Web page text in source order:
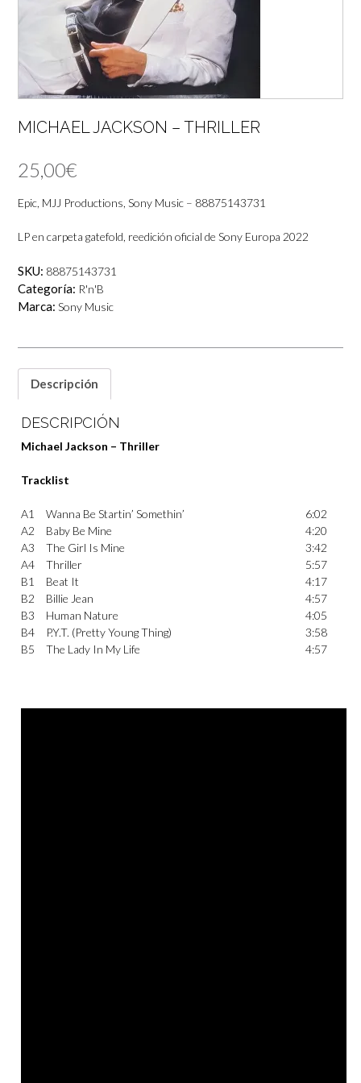
MICHAEL JACKSON – THRILLER
25,00€
Epic, MJJ Productions, Sony Music – 88875143731
LP en carpeta gatefold, reedición oficial de Sony Europa 2022
SKU: 88875143731
Categoría: R'n'B
Marca: Sony Music
Descripción
DESCRIPCIÓN
Michael Jackson – Thriller
Tracklist
A1 Wanna Be Startin’ Somethin’
6:02
A2
Baby Be Mine
4:20
A3
The Girl Is Mine
3:42
A4
Thriller
5:57
B1
Beat It
4:17
B2
Billie Jean
4:57
B3
Human Nature
4:05
B4
P.Y.T. (Pretty Young Thing)
3:58
B5
The Lady In My Life 4:57